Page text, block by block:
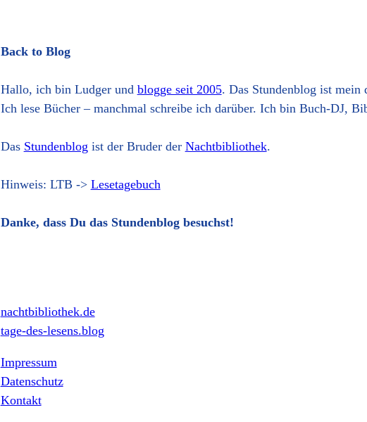
Back to Blog
Hallo, ich bin Ludger und blogge seit 2005. Das Stundenblog ist mein
Ich lese Bücher – manchmal schreibe ich darüber. Ich bin Buch-DJ,
Das Stundenblog ist der Bruder der Nachtbibliothek.
Hinweis: LTB -> Lesetagebuch
Danke, dass Du das Stundenblog besuchst!
nachtbibliothek.de
tage-des-lesens.blog
Impressum
Datenschutz
Kontakt